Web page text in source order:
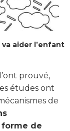
aider l’enfant
prouvé,
études ont
de
de